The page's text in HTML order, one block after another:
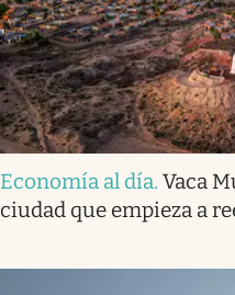
Economía al día. Vaca
ciudad que empieza a